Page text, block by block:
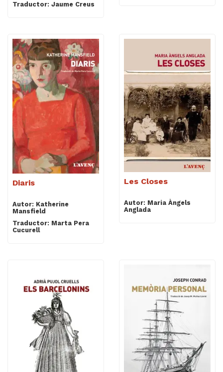
Traductor: Jaume Creus
Diaris
Autor: Katherine
Mansfield
Traductor: Marta Pera
Cucurell
Les Closes
Autor: Maria Àngels
Anglada